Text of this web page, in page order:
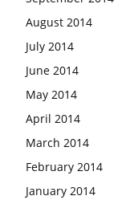
August 2014
July 2014
June 2014
May 2014
April 2014
March 2014
February 2014
January 2014